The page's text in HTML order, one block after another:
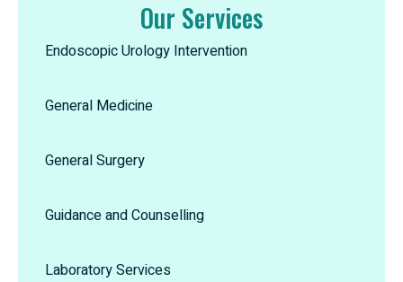
Our Services
Endoscopic Urology Intervention
General Medicine
General Surgery
Guidance and Counselling
Laboratory Services